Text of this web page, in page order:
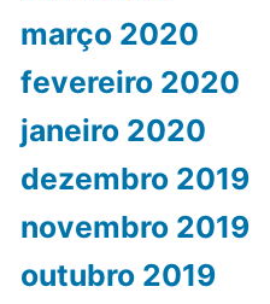
março 2020
fevereiro 2020
janeiro 2020
dezembro 2019
novembro 2019
outubro 2019